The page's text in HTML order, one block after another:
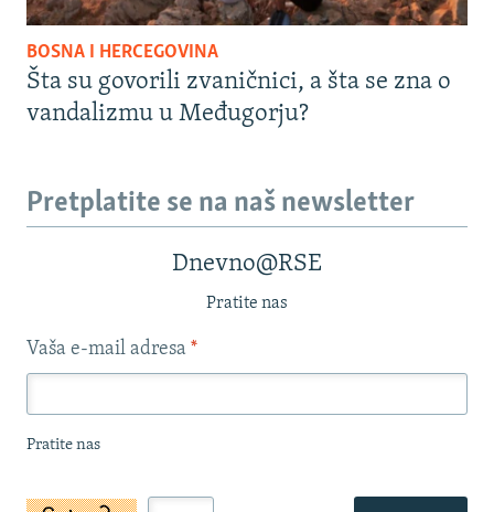
BOSNA I HERCEGOVINA
Šta su govorili zvaničnici, a šta se zna o
vandalizmu u Međugorju?
Pretplatite se na naš newsletter
Dnevno@RSE
Pratite nas
Vaša e-mail adresa *
Pratite nas